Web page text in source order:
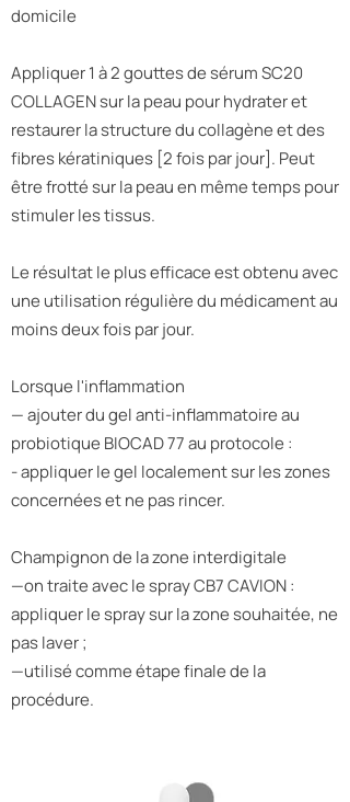
domicile
Appliquer 1 à 2 gouttes de sérum SC20
COLLAGEN sur la peau pour hydrater et
restaurer la structure du collagène et des
fibres kératiniques [2 fois par jour]. Peut
être frotté sur la peau en même temps pour
stimuler les tissus.
Le résultat le plus efficace est obtenu avec
une utilisation régulière du médicament au
moins deux fois par jour.
Lorsque l'inflammation
— ajouter du gel anti-inflammatoire au
probiotique BIOCAD 77 au protocole :
- appliquer le gel localement sur les zones
concernées et ne pas rincer.
Champignon de la zone interdigitale
—on traite avec le spray CB7 CAVION :
appliquer le spray sur la zone souhaitée, ne
pas laver ;
—utilisé comme étape finale de la
procédure.